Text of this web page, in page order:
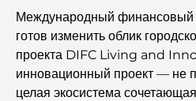
Самая дорогая школа
руководство для родителей
Лучшие школы рядом с
для семей
Международный финансовый
готов изменить облик
проекта DIFC Living and
инновационный проект — не
целая экосистема